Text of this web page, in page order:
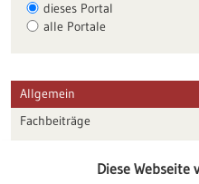
dieses Portal
alle Portale
Allgemein
Fachbeiträge
VeranstaltungenDiese Webseite